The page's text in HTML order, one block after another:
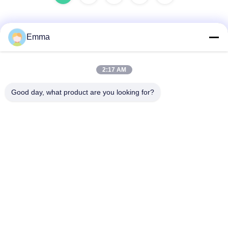
Snel contact
No. 280 WanXing Road, Longhu Avenue, Industrial East
Emma
2:17 AM
Good day, what product are you looking for?